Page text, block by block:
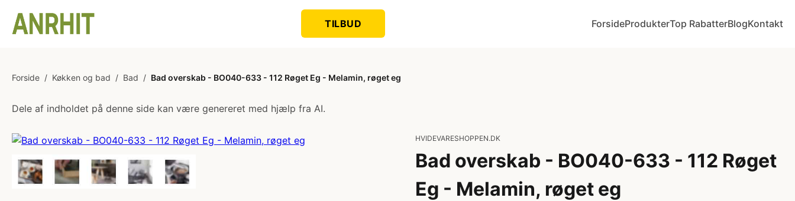
TILBUD ForsideProdukterTop RabatterBlogKontakt
Forside / Køkken og bad / Bad / Bad overskab - BO040-633 - 112 Røget Eg - Melamin, røget eg
Dele af indholdet på denne side kan være genereret med hjælp fra AI.
HVIDEVARESHOPPEN.DK
Bad overskab - BO040-633 - 112 Røget
Eg - Melamin, røget eg